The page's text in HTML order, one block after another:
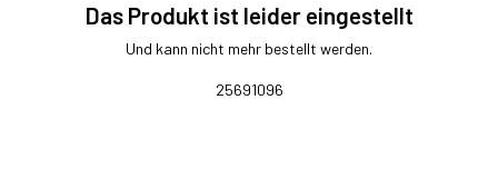
Das Produkt ist leider eingestellt
Und kann nicht mehr bestellt werden.
25691096